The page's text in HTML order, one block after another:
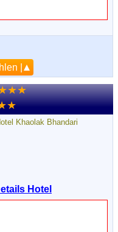
|
★★
★
Hotel